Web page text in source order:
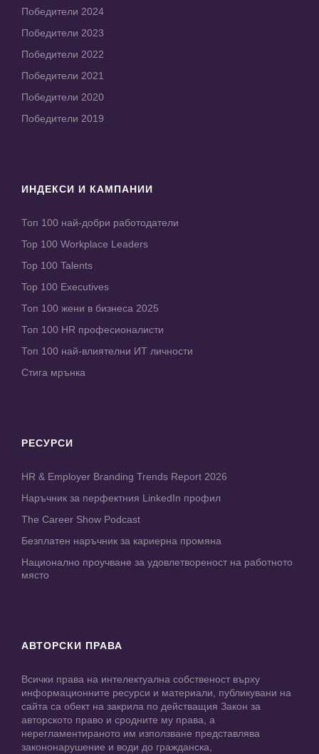
Победители 2024
Победители 2023
Победители 2022
Победители 2021
Победители 2020
Победители 2019
ИНДЕКСИ И КАМПАНИИ
Топ 100 най-добри работодатели
Top 100 Workplace Leaders
Top 100 Talents
Top 100 Executives
Топ 100 жени в бизнеса 2025
Топ 100 HR професионалисти
Топ 100 най-влиятелни ИТ личности
Стига мрънка
РЕСУРСИ
HR & Employer Branding Trends Report 2026
Наръчник за перфектния LinkedIn профил
The Career Show Podcast
Безплатен наръчник за кариерна промяна
Национално проучване за удовлетвореност на работното
място
АВТОРСКИ ПРАВА
Всички права на интелектуална собственост върху
информационните ресурси и материали, публикувани на
сайта са обект на закрила по действащия Закон за
авторското право и сродните му права, а
нерегламентираното им използване представлява
закононарушение и води до гражданска,